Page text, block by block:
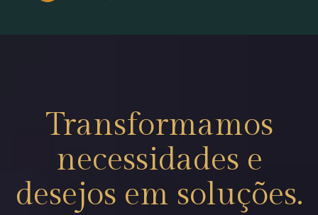
Transformamos
necessidades e
desejos em soluções.